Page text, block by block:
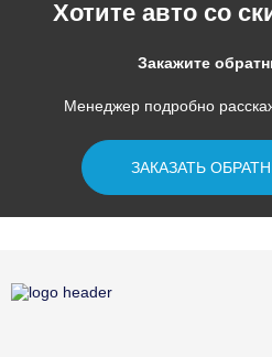
Хотите авто со
Закажите
Менеджер подробно
ЗАКАЗАТЬ